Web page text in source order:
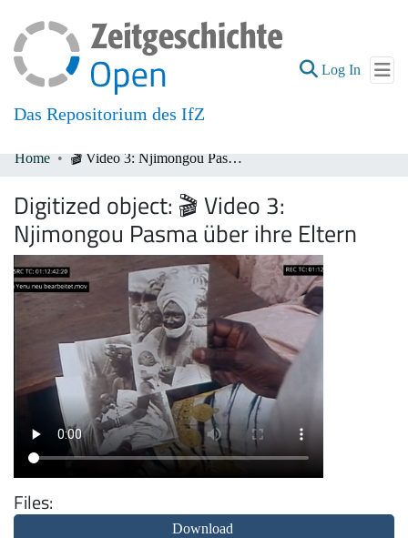
Das Repositorium des IfZ
Log In (current)
All of DSpace
Home 🎬 Video 3: Njimongou Pasma über ihre Eltern
Digitized object: 🎬 Video 3:
Njimongou Pasma über ihre Eltern
Files
Download